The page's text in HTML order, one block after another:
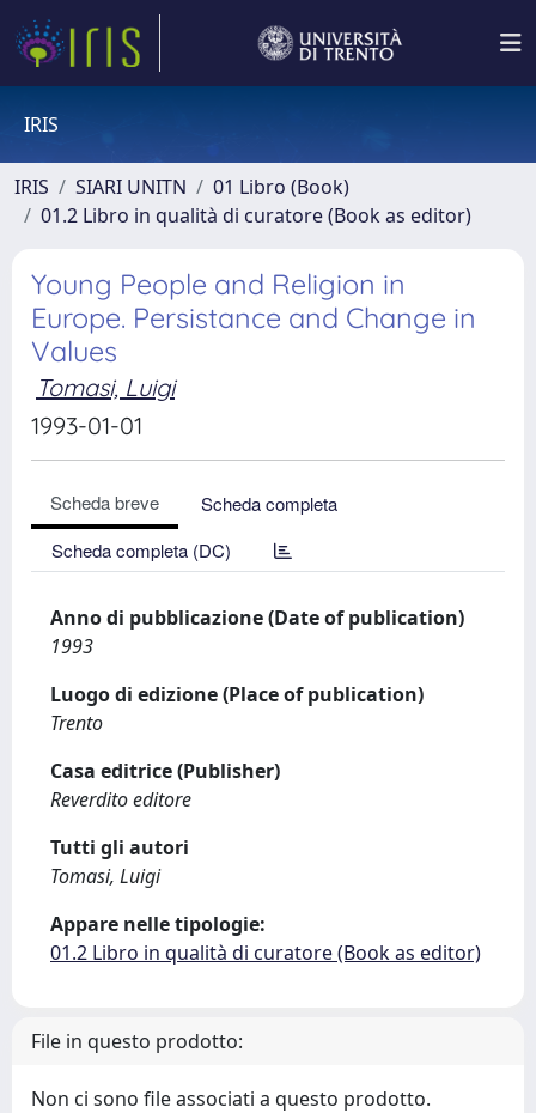
IRIS
IRIS SIARI UNITN
01 Libro (Book)
01.2 Libro in qualità di curatore (Book as editor)
Young People and Religion in
Europe. Persistance and Change in
Values
Tomasi, Luigi
1993-01-01
Scheda breve
Scheda completa
Scheda completa (DC)
Anno di pubblicazione (Date of publication)
1993
Luogo di edizione (Place of publication)
Trento
Casa editrice (Publisher)
Reverdito editore
Tutti gli autori
Tomasi, Luigi
Appare nelle tipologie:
01.2 Libro in qualità di curatore (Book as editor)
File in questo prodotto:
Non ci sono file associati a questo prodotto.